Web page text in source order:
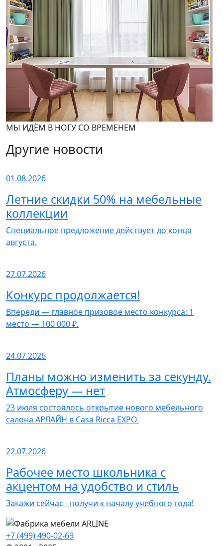
МЫ ИДЁМ В НОГУ СО ВРЕМЕНЕМ
Другие новости
01.08.2026
Летние скидки 50% на мебельные
коллекции
Специальное предложение действует до конца
августа.
27.07.2026
Конкурс продолжается!
Впереди — главное призовое место конкурса: 1
место — 100 000 ₽.
24.07.2026
Планы можно изменить за секунду.
Атмосферу — нет
23 июля состоялось открытие нового мебельного
салона АРЛАЙН в Casa Ricca EXPO.
22.07.2026
Рабочее место школьника с
акцентом на удобство и стиль
Закажи сейчас - получи к началу учебного года!
+7 (499) 490-02-69